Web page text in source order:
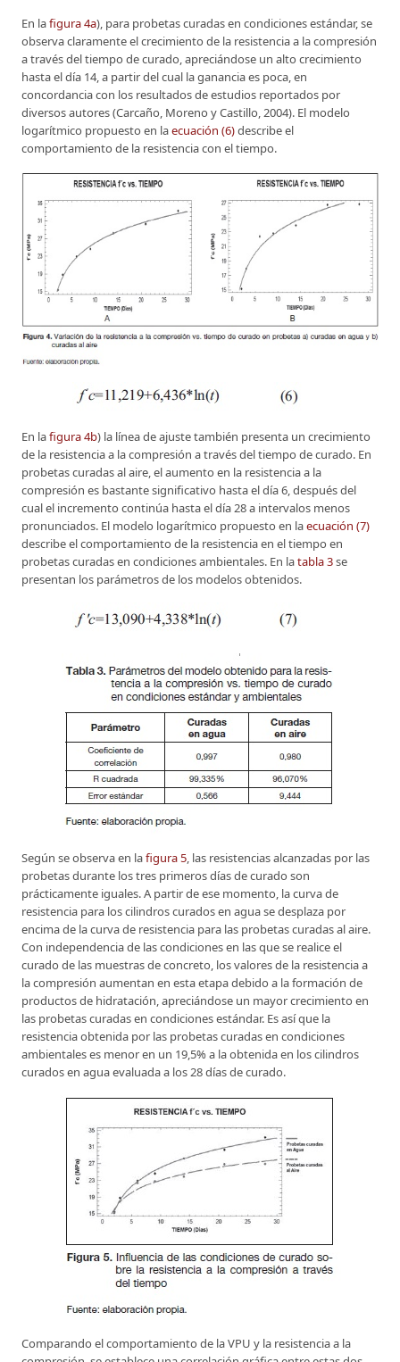
En lafigura 4a), para probetas curadas en condiciones estándar, se
observa claramente el crecimiento de la resistencia a la compresión
a través del tiempo de curado, apreciándose un alto crecimiento
hasta el día 14, a partir del cual la ganancia es poca, en
concordancia con los resultados de estudios reportados por
diversos autores (Carcaño, Moreno y Castillo, 2004). El modelo
logarítmico propuesto en laecuación (6)describe el
comportamiento de la resistencia con el tiempo.
En lafigura 4b) la línea de ajuste también presenta un crecimiento
de la resistencia a la compresión a través del tiempo de curado. En
probetas curadas al aire, el aumento en la resistencia a la
compresión es bastante significativo hasta el día 6, después del
cual el incremento continúa hasta el día 28 a intervalos menos
pronunciados. El modelo logarítmico propuesto en laecuación (7)
describe el comportamiento de la resistencia en el tiempo en
probetas curadas en condiciones ambientales. En latabla 3se
presentan los parámetros de los modelos obtenidos.
Según se observa en lafigura 5 , las resistencias alcanzadas por las
probetas durante los tres primeros días de curado son
prácticamente iguales. A partir de ese momento, la curva de
resistencia para los cilindros curados en agua se desplaza por
encima de la curva de resistencia para las probetas curadas al aire.
Con independencia de las condiciones en las que se realice el
curado de las muestras de concreto, los valores de la resistencia a
la compresión aumentan en esta etapa debido a la formación de
productos de hidratación, apreciándose un mayor crecimiento en
las probetas curadas en condiciones estándar. Es así que la
resistencia obtenida por las probetas curadas en condiciones
ambientales es menor en un 19,5% a la obtenida en los cilindros
curados en agua evaluada a los 28 días de curado.
Comparando el comportamiento de la VPU y la resistencia a la